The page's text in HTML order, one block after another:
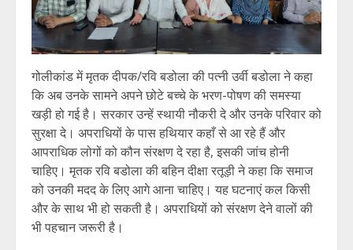
गोलीकांड में मृतक दीपक/रवि बडोला की पत्नी उर्वी बडोला ने कहा
कि अब उनके सामने अपने छोटे बच्चे के भरण-पोषण की समस्या
खड़ी हो गई है। सरकार उन्हें स्थायी नौकरी दे और उनके परिवार को
सुरक्षा दे। अपराधियों के पास हथियार कहाँ से आ रहे हैं और
आपराधिक लोगों को कौन संरक्षण दे रहा है, इसकी जांच होनी
चाहिए। मृतक रवि बडोला की बहिन दीक्षा रतूड़ी ने कहा कि समाज
को उनकी मदद के लिए आगे आना चाहिए। यह घटनाएं कल किसी
और के साथ भी हो सकती है। अपराधियों को संरक्षण देने वालों की
भी पहचान जरूरी है।